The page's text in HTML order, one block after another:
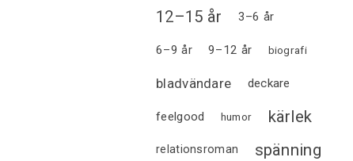
12–15 år 3–6 år
6–9 år 9–12 år biografi
bladvändare deckare
feelgood humor kärlek
relationsroman spänning